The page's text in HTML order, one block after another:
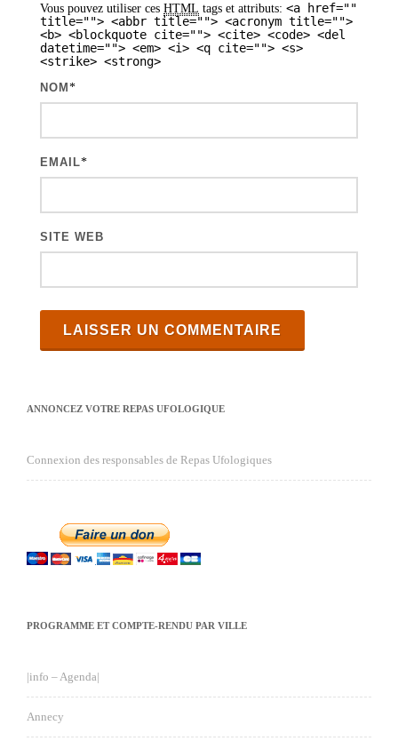
Vous pouvez utiliser ces HTML tags et attributs: <a href=""
title=""> <abbr title=""> <acronym title="">
<b> <blockquote cite=""> <cite> <code> <del
datetime=""> <em> <i> <q cite=""> <s>
<strike> <strong>
NOM *
EMAIL*
SITE WEB
ANNONCEZ VOTRE REPAS UFOLOGIQUE
Connexion des responsables de Repas Ufologiques
PROGRAMME ET COMPTE-RENDU PAR VILLE
|info – Agenda|
Annecy